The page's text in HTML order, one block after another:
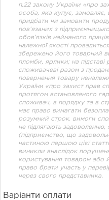
п.22 закону України «про
особа, яка купує,
придбати чи замовити
пов’язаних з
обов’язків найманого
належної якості
збережено його товарний
пломби, ярлики; на
споживачеві разом з
повернення товару
України «про захист прав
протягом встановленого
споживач, в порядку та в
має право вимагати
розумний строк. вимоги
не підлягають
(підприємство, що
частиною першою цієї
виникли внаслідок
користування товаром або
право брати участь у
через свого представника.
Варіанти оплати